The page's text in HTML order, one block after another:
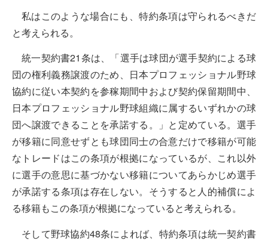
私はこのような場合にも、特約条項は守られるべきだ
と考えられる。
統一契約書21条は、「選手は球団が選手契約による球
団の権利義務譲渡のため、日本プロフェッショナル野球
協約に従い本契約を参稼期間中および契約保留期間中、
日本プロフェッショナル野球組織に属するいずれかの球
団へ譲渡できることを承諾する。」と定めている。選手
が移籍に同意せずとも球団同士の合意だけで移籍が可能
なトレードはこの条項が根拠になっているが、これ以外
に選手の意思に基づかない移籍についてあらかじめ選手
が承諾する条項は存在しない。そうすると人的補償によ
る移籍もこの条項が根拠になっていると考えられる。
そして野球協約48条によれば、特約条項は統一契約書